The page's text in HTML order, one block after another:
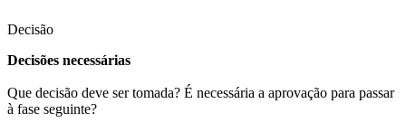
Decisão
Decisões necessárias
Que decisão deve ser tomada? É necessária a aprovação para passar
à fase seguinte?